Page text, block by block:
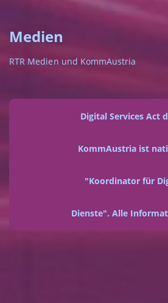
Medien
RTR Medien und KommAustria
Digital Services Act
KommAustria ist
"Koordinator für
Dienste". Alle